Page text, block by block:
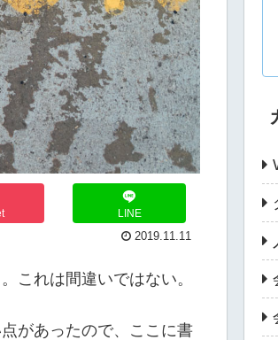
LINE
2019.11.11
これは間違いではない。
があったので、ここに書